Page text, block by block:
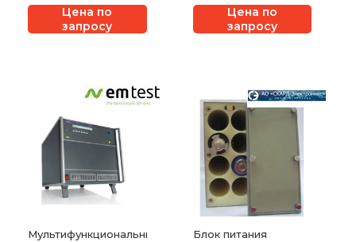
серии АКИП-1134
Цена по
запросу
Цена по
запросу
Мультифункциональный
Блок питания